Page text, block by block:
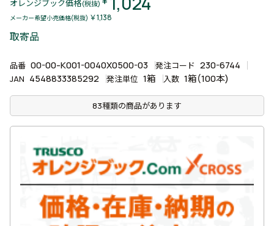
オレンジブック価格(税抜)
メーカー希望小売価格(税抜) ￥1,138
取寄品
品番 00-00-K001-0040X0500-03 発注コード 230-6744
JAN 4548833385292 発注単位 1箱 入数 1箱(100本)
83種類の商品があります